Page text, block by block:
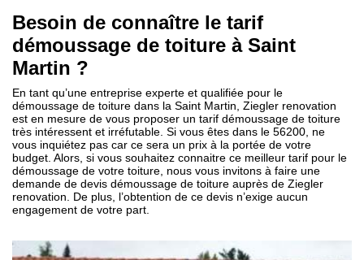
Besoin de connaître le tarif
démoussage de toiture à Saint
Martin ?
En tant qu’une entreprise experte et qualifiée pour le
démoussage de toiture dans la Saint Martin, Ziegler renovation
est en mesure de vous proposer un tarif démoussage de toiture
très intéressent et irréfutable. Si vous êtes dans le 56200, ne
vous inquiétez pas car ce sera un prix à la portée de votre
budget. Alors, si vous souhaitez connaitre ce meilleur tarif pour le
démoussage de votre toiture, nous vous invitons à faire une
demande de devis démoussage de toiture auprès de Ziegler
renovation. De plus, l’obtention de ce devis n’exige aucun
engagement de votre part.